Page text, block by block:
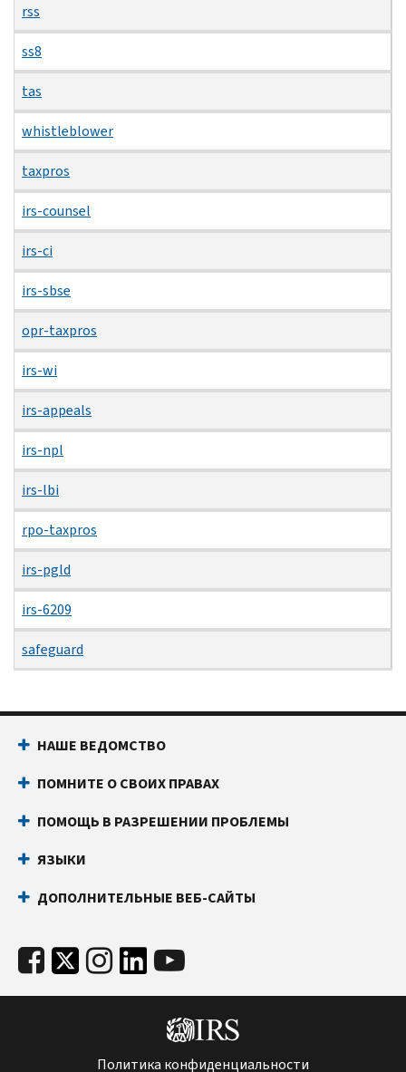
rss
ss8
tas
whistleblower
taxpros
irs-counsel
irs-ci
irs-sbse
opr-taxpros
irs-wi
irs-appeals
irs-npl
irs-lbi
rpo-taxpros
irs-pgld
irs-6209
safeguard
НАШЕ ВЕДОМСТВО
ПОМНИТЕ О СВОИХ ПРАВАХ
ПОМОЩЬ В РАЗРЕШЕНИИ ПРОБЛЕМЫ
ЯЗЫКИ
ДОПОЛНИТЕЛЬНЫЕ ВЕБ-САЙТЫ
Политика конфиденциальности